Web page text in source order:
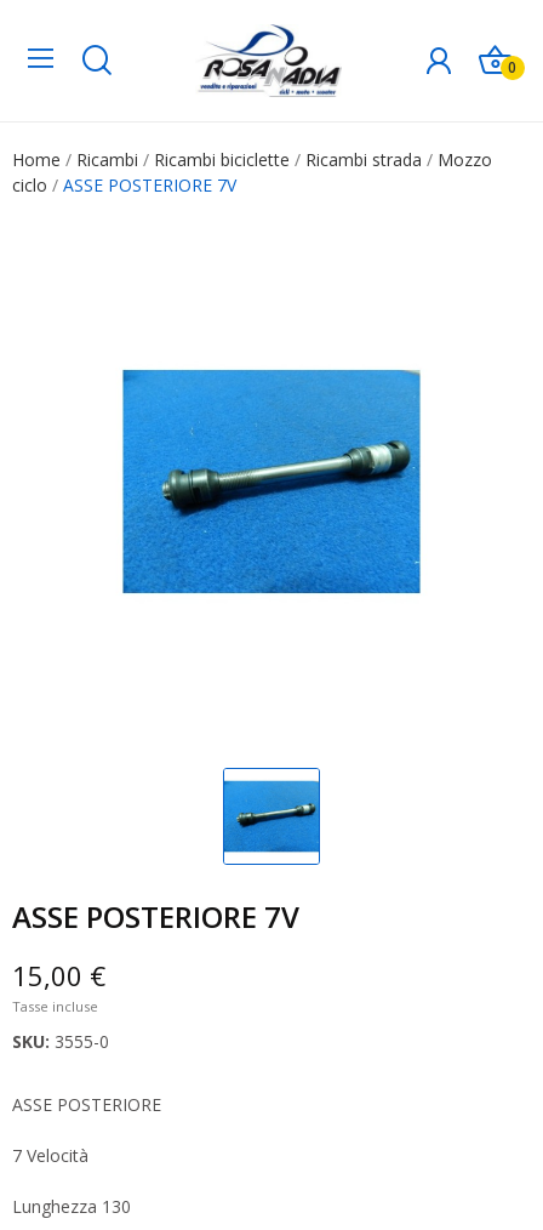
0
Home Ricambi Ricambi biciclette Ricambi strada
Mozzo
ciclo
ASSE POSTERIORE 7V
ASSE POSTERIORE 7V
15,00 €
Tasse incluse
SKU: 3555-0
ASSE POSTERIORE
7 Velocità
Lunghezza 130